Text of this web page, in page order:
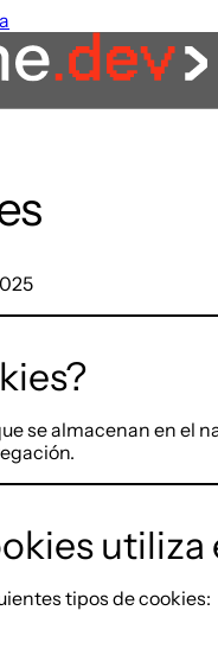
se almacenan en el
utiliza
tipos de cookies: